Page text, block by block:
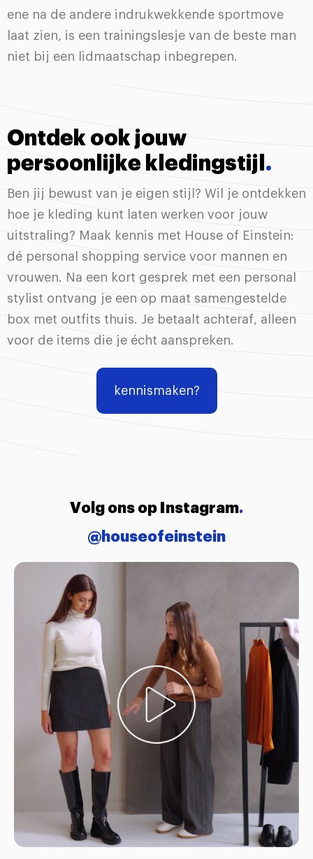
ene na de andere indrukwekkende sportmove
laat zien, is een trainingslesje van de beste man
niet bij een lidmaatschap inbegrepen.
Ontdek ook jouw
persoonlijke kledingstijl .
Ben jij bewust van je eigen stijl? Wil je ontdekken
hoe je kleding kunt laten werken voor jouw
uitstraling? Maak kennis met House of Einstein:
dé personal shopping service voor mannen en
vrouwen. Na een kort gesprek met een personal
stylist ontvang je een op maat samengestelde
box met outfits thuis. Je betaalt achteraf, alleen
voor de items die je écht aanspreken.
kennismaken?
Volg ons op Instagram.
@houseofeinstein